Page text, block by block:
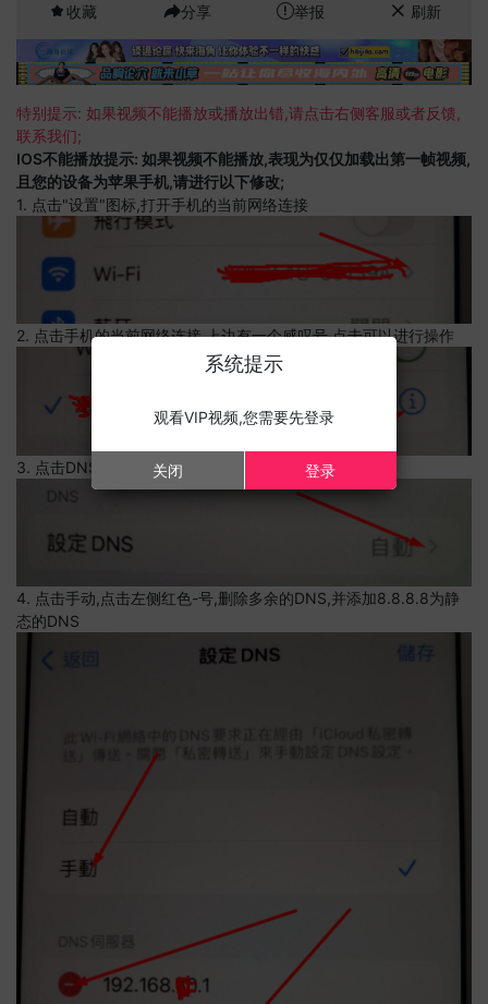
收藏 分享 举报 刷新
特别提示: 如果视频不能播放或播放出错,请点击右侧客服或者反馈,
联系我们;
IOS不能播放提示: 如果视频不能播放,表现为仅仅加载出第一帧视频,
且您的设备为苹果手机,请进行以下修改;
1. 点击"设置"图标,打开手机的当前网络连接
2. 点击手机的当前网络连接,上边有一个感叹号,点击可以进行操作
3. 点击DNS设置
4. 点击手动,点击左侧红色-号,删除多余的DNS,并添加8.8.8.8为静
态的DNS
系统提示
观看VIP视频,您需要先登录
关闭 登录